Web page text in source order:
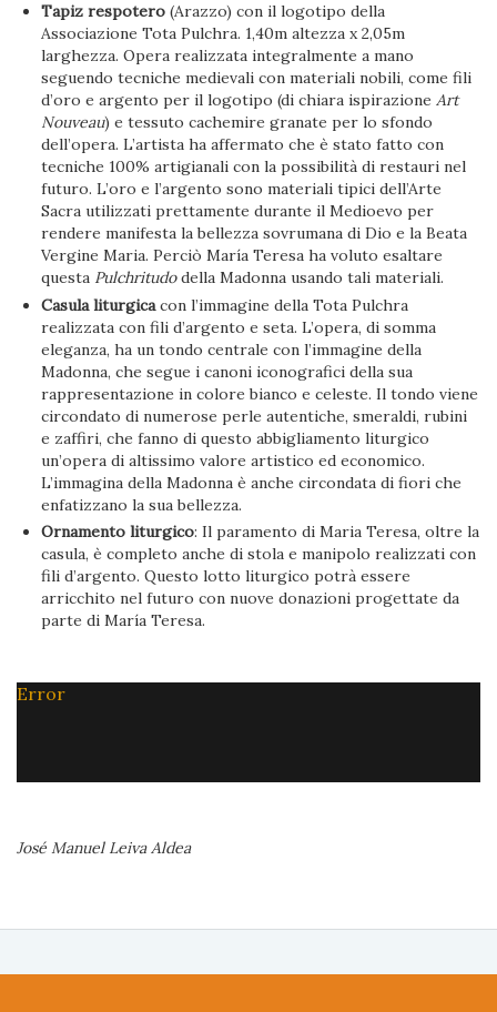
Tapiz respotero (Arazzo) con il logotipo della
Associazione Tota Pulchra. 1,40m altezza x 2,05m
larghezza. Opera realizzata integralmente a mano
seguendo tecniche medievali con materiali nobili, come fili
d’oro e argento per il logotipo (di chiara ispirazioneArt
Nouveau) e tessuto cachemire granate per lo sfondo
dell’opera. L’artista ha affermato che è stato fatto con
tecniche 100% artigianali con la possibilità di restauri nel
futuro. L’oro e l’argento sono materiali tipici dell’Arte
Sacra utilizzati prettamente durante il Medioevo per
rendere manifesta la bellezza sovrumana di Dio e la Beata
Vergine Maria. Perciò María Teresa ha voluto esaltare
questa Pulchritudodella Madonna usando tali materiali.
Casula liturgicacon l’immagine della Tota Pulchra
realizzata con fili d’argento e seta. L’opera, di somma
eleganza, ha un tondo centrale con l’immagine della
Madonna, che segue i canoni iconografici della sua
rappresentazione in colore bianco e celeste. Il tondo viene
circondato di numerose perle autentiche, smeraldi, rubini
e zaffiri, che fanno di questo abbigliamento liturgico
un’opera di altissimo valore artistico ed economico.
L’immagina della Madonna è anche circondata di fiori che
enfatizzano la sua bellezza.
Ornamento liturgico: Il paramento di Maria Teresa, oltre la
casula, è completo anche di stola e manipolo realizzati con
fili d’argento. Questo lotto liturgico potrà essere
arricchito nel futuro con nuove donazioni progettate da
parte di María Teresa.
Error
José Manuel Leiva Aldea